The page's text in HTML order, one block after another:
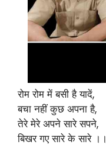
रोम रोम में बसी है यादें,
बचा नहीं कुछ अपना है,
तेरे मेरे अपने सारे सपने,
बिखर गए सारे के सारे ।।